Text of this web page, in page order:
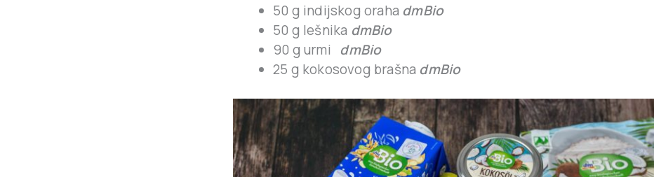
50 g indijskog oraha dmBio
50 g lešnika dmBio
90 g urmi dmBio
25 g kokosovog brašna dmBio